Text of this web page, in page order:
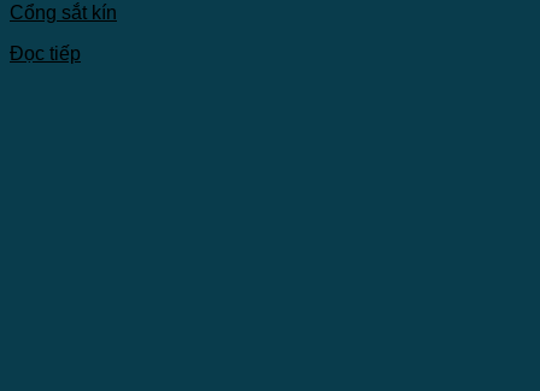
Cổng sắt kín
Đọc tiếp